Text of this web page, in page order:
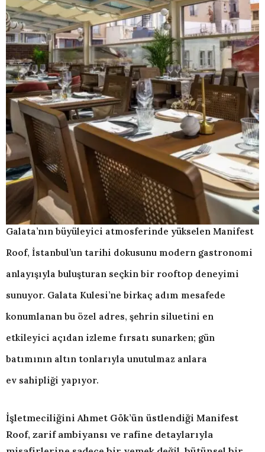
Galata’nın büyüleyici atmosferinde yükselen Manifest
Roof, İstanbul’un tarihi dokusunu modern gastronomi
anlayışıyla buluşturan seçkin bir rooftop deneyimi
sunuyor. Galata Kulesi’ne birkaç adım mesafede
konumlanan bu özel adres, şehrin siluetini en
etkileyici açıdan izleme fırsatı sunarken; gün
batımının altın tonlarıyla unutulmaz anlara
ev sahipliği yapıyor.
İşletmeciliğini Ahmet Gök’ün üstlendiği Manifest
Roof, zarif ambiyansı ve rafine detaylarıyla